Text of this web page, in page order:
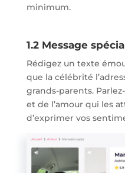
minimum.
1.2 Message
Rédigez un texte
que la célébrité
grands-parents.
et de l’amour qui les
d’exprimer vos